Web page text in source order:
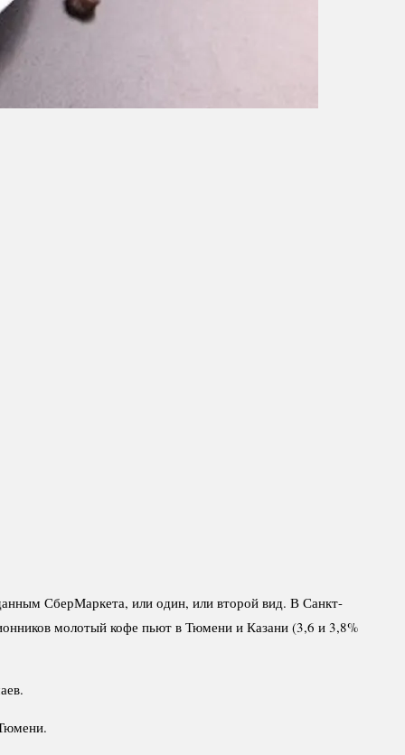
СберМаркета, или один, или второй вид. В Санкт-
молотый кофе пьют в Тюмени и Казани (3,6 и 3,8%